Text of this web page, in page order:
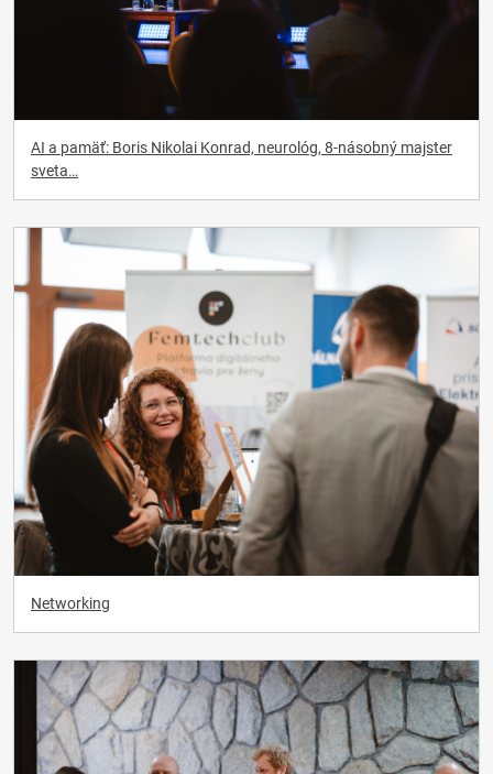
AI a pamäť: Boris Nikolai Konrad, neurológ, 8-násobný majster
sveta…
Networking